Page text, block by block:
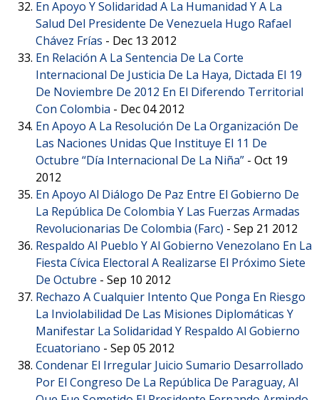
En Apoyo Y Solidaridad A La Humanidad Y A La
Salud Del Presidente De Venezuela Hugo Rafael
Chávez Frías - Dec 13 2012
En Relación A La Sentencia De La Corte
Internacional De Justicia De La Haya, Dictada El 19
De Noviembre De 2012 En El Diferendo Territorial
Con Colombia - Dec 04 2012
En Apoyo A La Resolución De La Organización De
Las Naciones Unidas Que Instituye El 11 De
Octubre “Día Internacional De La Niña” - Oct 19
2012
En Apoyo Al Diálogo De Paz Entre El Gobierno De
La República De Colombia Y Las Fuerzas Armadas
Revolucionarias De Colombia (Farc) - Sep 21 2012
Respaldo Al Pueblo Y Al Gobierno Venezolano En La
Fiesta Cívica Electoral A Realizarse El Próximo Siete
De Octubre - Sep 10 2012
Rechazo A Cualquier Intento Que Ponga En Riesgo
La Inviolabilidad De Las Misiones Diplomáticas Y
Manifestar La Solidaridad Y Respaldo Al Gobierno
Ecuatoriano - Sep 05 2012
Condenar El Irregular Juicio Sumario Desarrollado
Por El Congreso De La República De Paraguay, Al